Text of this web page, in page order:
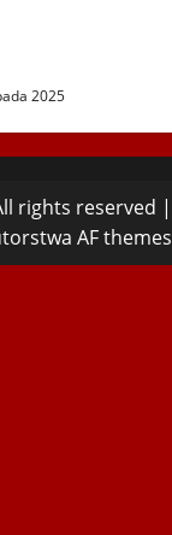
2025
rights reserved |
AF themes